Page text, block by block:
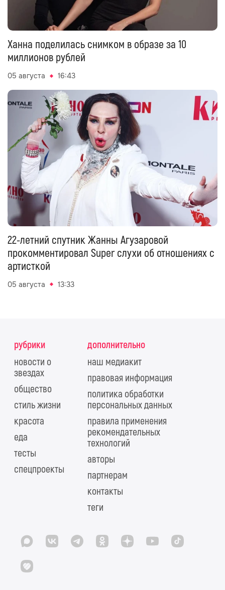
Ханна поделилась снимком в образе за 10
миллионов рублей
05 августа 16:43
22-летний спутник Жанны Агузаровой
прокомментировал Super слухи об отношениях с
артисткой
05 августа 13:33
рубрики
новости о
звездах
общество
стиль жизни
красота
еда
тесты
спецпроекты
дополнительно
наш медиакит
правовая информация
политика обработки
персональных данных
правила применения
рекомендательных
технологий
авторы
партнерам
контакты
теги